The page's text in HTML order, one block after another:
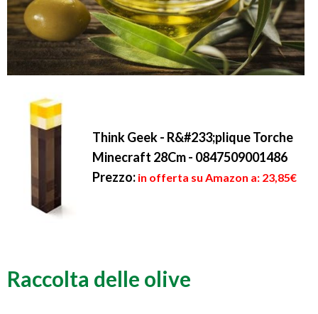
Think Geek - R&#233;plique Torche
Minecraft 28Cm - 0847509001486
Prezzo: in offerta su Amazon a: 23,85€
Raccolta delle olive